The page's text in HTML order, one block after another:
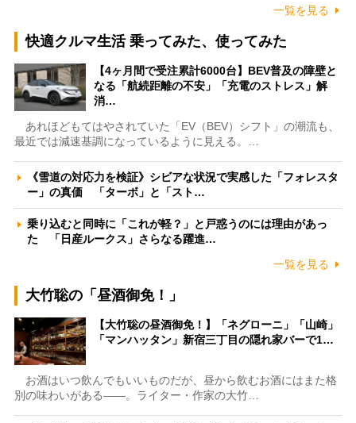
一覧を見る
快適クルマ生活 乗ってみた、使ってみた
【4ヶ月間で受注累計6000台】BEV普及の障壁と
なる「航続距離の不安」「充電のストレス」解
消…
あれほどもてはやされていた「EV（BEV）シフト」の潮流も、
最近では減速基調になっているように見える。…
《雪道の対応力を検証》シビアな状況で実感した「フォレスタ
ー」の真価 「ターボ」と「スト…
乗り込むと同時に「これが軽？」と戸惑うのには理由があっ
た 「日産ルークス」さらなる躍進…
一覧を見る
大竹聡の「昼酒御免！」
【大竹聡の昼酒御免！】「ネグローニ」「山崎」
「マンハッタン」新宿三丁目の隠れ家バーで1…
お酒はいつ飲んでもいいものだが、昼から飲むお酒にはまた格
別の味わいがある――。ライター・作家の大竹…